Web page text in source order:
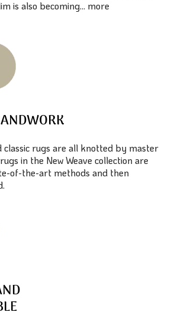
is also becoming... more
classic rugs are all knotted by master
in the New Weave collection are
of-the-art methods and then